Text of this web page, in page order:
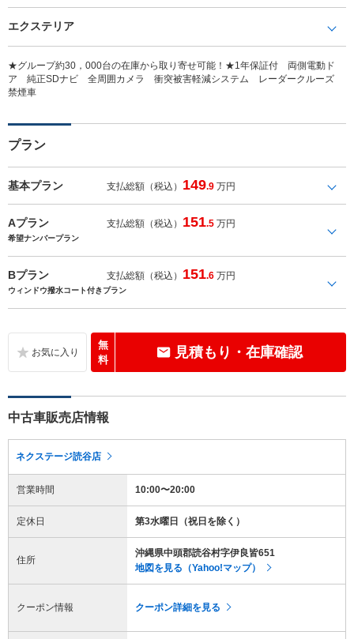
エクステリア
★グループ約30，000台の在庫から取り寄せ可能！★1年保証付 両側電動ド
ア 純正SDナビ 全周囲カメラ 衝突被害軽減システム レーダークルーズ
禁煙車
プラン
基本プラン 支払総額（税込） 149.9 万円
Aプラン 支払総額（税込） 151.5 万円
希望ナンバープラン
Bプラン 支払総額（税込） 151.6 万円
ウィンドウ撥水コート付きプラン
無
料
見積もり・在庫確認
中古車販売店情報
ネクステージ読谷店
営業時間 10:00〜20:00
定休日 第3水曜日（祝日を除く）
住所
沖縄県中頭郡読谷村字伊良皆651
地図を見る（Yahoo!マップ）
クーポン情報 クーポン詳細を見る